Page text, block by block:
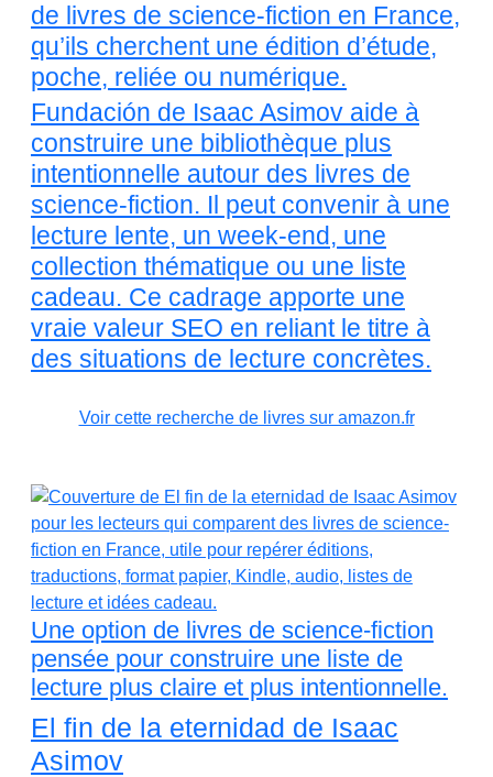
de livres de science-fiction en France,
qu’ils cherchent une édition d’étude,
poche, reliée ou numérique.
Fundación de Isaac Asimov aide à
construire une bibliothèque plus
intentionnelle autour des livres de
science-fiction. Il peut convenir à une
lecture lente, un week-end, une
collection thématique ou une liste
cadeau. Ce cadrage apporte une
vraie valeur SEO en reliant le titre à
des situations de lecture concrètes.
Voir cette recherche de livres sur amazon.fr
Une option de livres de science-fiction
pensée pour construire une liste de
lecture plus claire et plus intentionnelle.
El fin de la eternidad de Isaac
Asimov